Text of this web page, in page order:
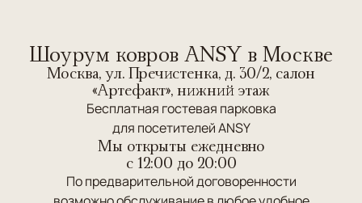
Шоурум ковров ANSY в Москве
Москва, ул. Пречистенка, д. 30/2, салон
«Артефакт», нижний этаж
Бесплатная гостевая парковка
для посетителей ANSY
Мы открыты ежедневно
c 12:00 до 20:00
По предварительной договоренности